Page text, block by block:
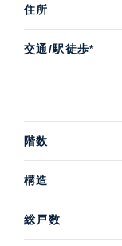
住所
交通/駅徒歩*
階数
構造
総戸数